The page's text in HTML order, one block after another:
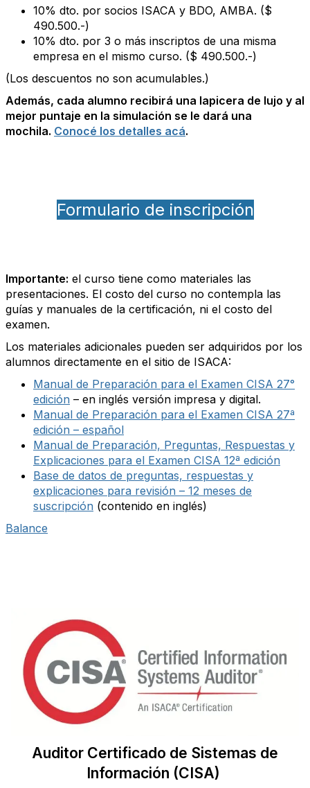
10% dto. por socios ISACA y BDO, AMBA. ($
490.500.-)
10% dto. por 3 o más inscriptos de una misma
empresa en el mismo curso. ($ 490.500.-)
(Los descuentos no son acumulables.)
Además, cada alumno recibirá una lapicera de lujo y al
mejor puntaje en la simulación se le dará una
mochila. Conocé los detalles acá.
Formulario de inscripción
Importante: el curso tiene como materiales las
presentaciones. El costo del curso no contempla las
guías y manuales de la certificación, ni el costo del
examen.
Los materiales adicionales pueden ser adquiridos por los
alumnos directamente en el sitio de ISACA:
Manual de Preparación para el Examen CISA 27°
edición – en inglés versión impresa y digital.
Manual de Preparación para el Examen CISA 27ª
edición – español
Manual de Preparación, Preguntas, Respuestas y
Explicaciones para el Examen CISA 12ª edición
Base de datos de preguntas, respuestas y
explicaciones para revisión – 12 meses de
suscripción (contenido en inglés)
Balance
Auditor Certificado de Sistemas de
Información (CISA)